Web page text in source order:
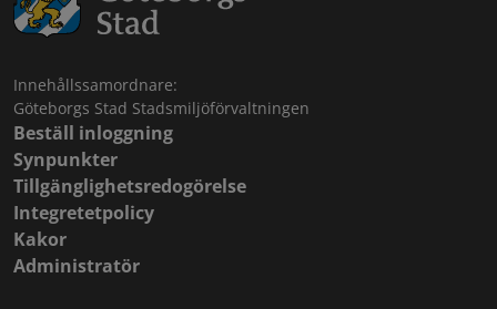
Innehållssamordnare:
Göteborgs Stad Stadsmiljöförvaltningen
Beställ inloggning
Synpunkter
Tillgänglighetsredogörelse
Integretetpolicy
Kakor
Administratör